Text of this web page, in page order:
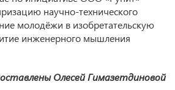
научно-технического
молодёжи в изобретательскую
инженерного мышления
Олесей Гимазетдиновой